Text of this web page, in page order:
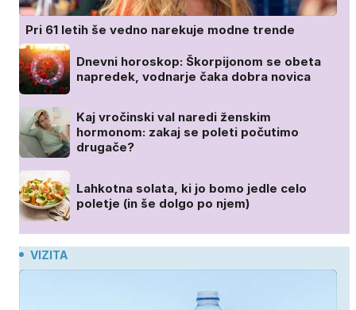
Pri 61 letih še vedno narekuje modne trende
Dnevni horoskop: Škorpijonom se obeta
napredek, vodnarje čaka dobra novica
Kaj vročinski val naredi ženskim
hormonom: zakaj se poleti počutimo
drugače?
Lahkotna solata, ki jo bomo jedle celo
poletje (in še dolgo po njem)
VIZITA